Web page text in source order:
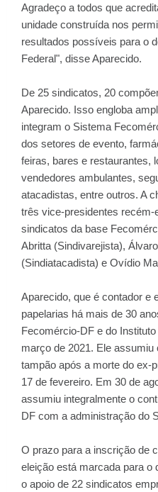
Agradeço a todos que
unidade construída nos
resultados possíveis para o
Federal", disse Aparecido.
De 25 sindicatos, 20
Aparecido. Isso engloba
integram o Sistema
dos setores de evento,
feiras, bares e restaurantes,
vendedores ambulantes,
atacadistas, entre outros. A
três vice-presidentes recém-
sindicatos da base
Abritta (Sindivarejista),
(Sindiatacadista) e Ovídio
Aparecido, que é contador e
papelarias há mais de 30
Fecomércio-DF e do
março de 2021. Ele
tampão após a morte do ex-
17 de fevereiro. Em 30 de
assumiu integralmente o
DF com a administração do
O prazo para a inscrição de
eleição está marcada para o
o apoio de 22 sindicatos